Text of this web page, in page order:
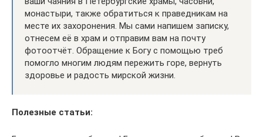
монастыри, также обратиться к праведникам на
месте их захоронения. Мы сами напишем записку,
отнесем её в храм и отправим вам на почту
фотоотчёт. Обращение к Богу с помощью треб
помогло многим людям пережить горе, вернуть
здоровье и радость мирской жизни.
Полезные статьи: